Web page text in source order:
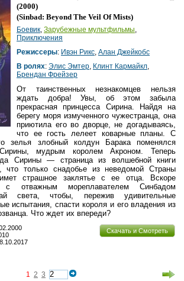
(2000)
(Sinbad: Beyond The Veil Of Mists)
Боевик, Зарубежные мультфильмы,
Приключения
Режиссеры: Ивэн Рикс, Алан Джейкобс
В ролях: Элис Эмтер, Клинт Кармайкл,
Брендан Фрейзер
От таинственных незнакомцев нельзя
ждать добра! Увы, об этом забыла
прекрасная принцесса Сирина. Найдя на
берегу моря измученного чужестранца, она
приютила его во дворце, не догадываясь,
что ее гость лелеет коварные планы. С
зелья злобный колдун Барака поменялся
мудрым королем Акроном. Теперь
Сирины — страница из волшебной книги
что только снадобье из неведомой Страны
страшное заклятье с ее отца. Вскоре
с отважным мореплавателем Синбадом
света, чтобы, пережив удивительные
испытания, спасти короля и его владения из
Что ждет их впереди?
Скачать и Смотреть
1 2 3